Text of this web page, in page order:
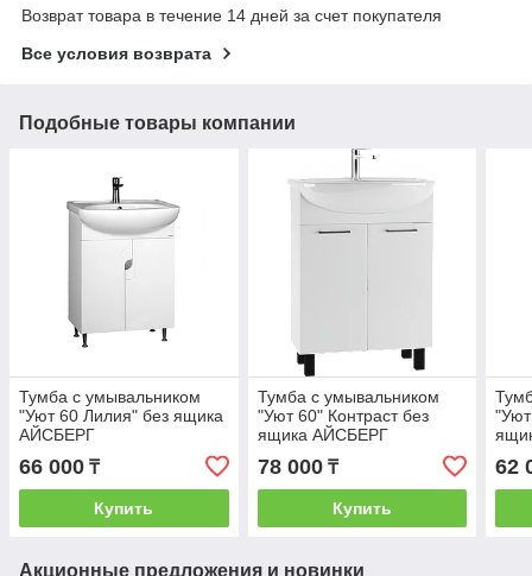
Возврат товара в течение 14 дней за счет покупателя
Все условия возврата
Подобные товары компании
Тумба с умывальником
"Уют 60 Лилия" без ящика
АЙСБЕРГ
66 000 ₸
Купить
Тумба с умывальником
"Уют 60" Контраст без
ящика АЙСБЕРГ
78 000₸
Купить
62
Акционные предложения и новинки